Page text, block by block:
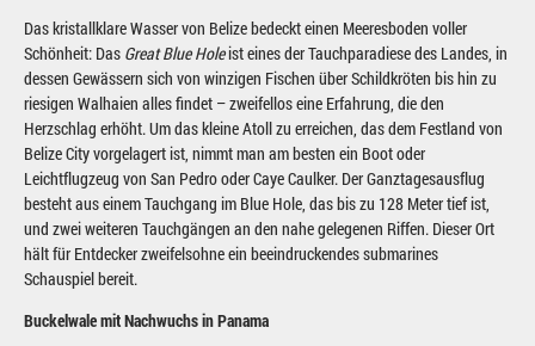
Das kristallklare Wasser von Belize bedeckt einen Meeresboden voller
Schönheit: Das Great Blue Holeist eines der Tauchparadiese des Landes, in
dessen Gewässern sich von winzigen Fischen über Schildkröten bis hin zu
riesigen Walhaien alles findet – zweifellos eine Erfahrung, die den
Herzschlag erhöht. Um das kleine Atoll zu erreichen, das dem Festland von
Belize City vorgelagert ist, nimmt man am besten ein Boot oder
Leichtflugzeug von San Pedro oder Caye Caulker. Der Ganztagesausflug
besteht aus einem Tauchgang im Blue Hole, das bis zu 128 Meter tief ist,
und zwei weiteren Tauchgängen an den nahe gelegenen Riffen. Dieser Ort
hält für Entdecker zweifelsohne ein beeindruckendes submarines
Schauspiel bereit.
Buckelwale mit Nachwuchs in Panama